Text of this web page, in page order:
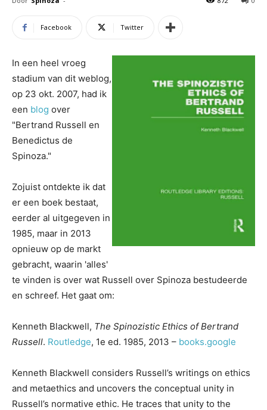
Facebook Twitter
In een heel vroeg
stadium van dit weblog,
op 23 okt. 2007, had ik
een blog over
"Bertrand Russell en
Benedictus de
Spinoza."
Zojuist ontdekte ik dat
er een boek bestaat,
eerder al uitgegeven in
1985, maar in 2013
opnieuw op de markt
gebracht, waarin 'alles'
te vinden is over wat Russell over Spinoza bestudeerde
en schreef. Het gaat om:
Kenneth Blackwell, The Spinozistic Ethics of Bertrand
Russell. Routledge, 1e ed. 1985, 2013 – books.google
Kenneth Blackwell considers Russell’s writings on ethics
and metaethics and uncovers the conceptual unity in
Russell’s normative ethic. He traces that unity to the